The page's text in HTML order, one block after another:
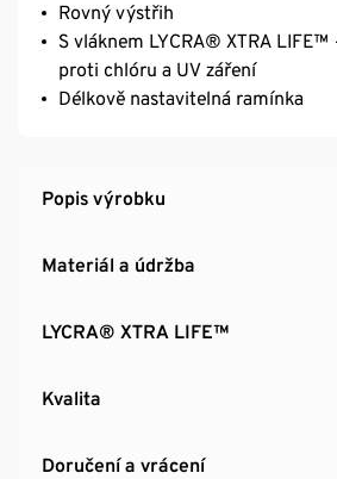
Rovný výstřih
S vláknem LYCRA® XTRA
proti chlóru a UV záření
Délkově nastavitelná ramínka
Popis výrobku
Materiál a údržba
LYCRA® XTRA LIFE™
Kvalita
Doručení a vrácení